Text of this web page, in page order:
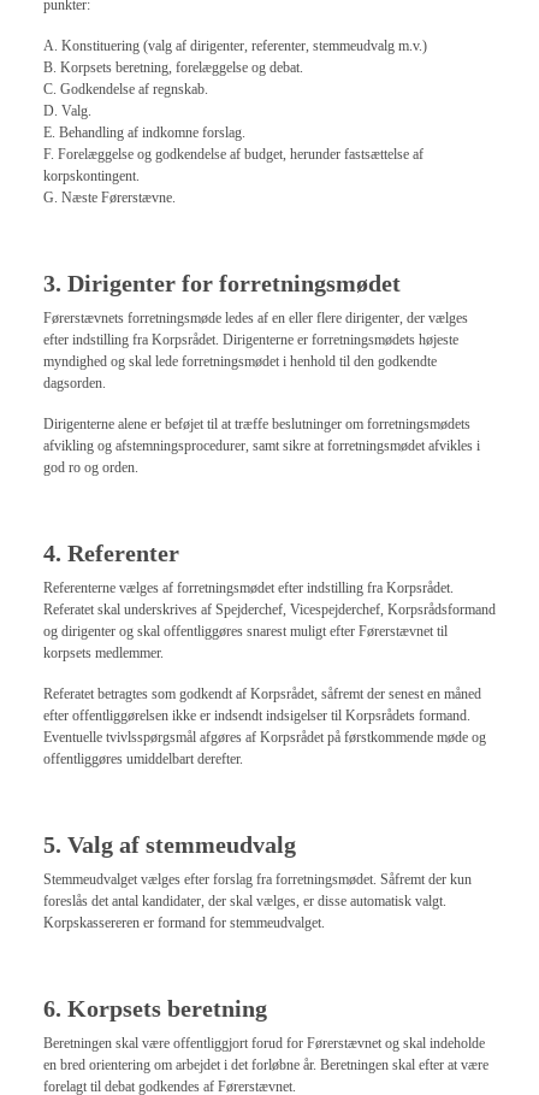
punkter:
A. Konstituering (valg af dirigenter, referenter, stemmeudvalg m.v.)
B. Korpsets beretning, forelæggelse og debat.
C. Godkendelse af regnskab.
D. Valg.
E. Behandling af indkomne forslag.
F. Forelæggelse og godkendelse af budget, herunder fastsættelse af
korpskontingent.
G. Næste Førerstævne.
3. Dirigenter for forretningsmødet
Førerstævnets forretningsmøde ledes af en eller flere dirigenter, der vælges
efter indstilling fra Korpsrådet. Dirigenterne er forretningsmødets højeste
myndighed og skal lede forretningsmødet i henhold til den godkendte
dagsorden.
Dirigenterne alene er beføjet til at træffe beslutninger om forretningsmødets
afvikling og afstemningsprocedurer, samt sikre at forretningsmødet afvikles i
god ro og orden.
4. Referenter
Referenterne vælges af forretningsmødet efter indstilling fra Korpsrådet.
Referatet skal underskrives af Spejderchef, Vicespejderchef, Korpsrådsformand
og dirigenter og skal offentliggøres snarest muligt efter Førerstævnet til
korpsets medlemmer.
Referatet betragtes som godkendt af Korpsrådet, såfremt der senest en måned
efter offentliggørelsen ikke er indsendt indsigelser til Korpsrådets formand.
Eventuelle tvivlsspørgsmål afgøres af Korpsrådet på førstkommende møde og
offentliggøres umiddelbart derefter.
5. Valg af stemmeudvalg
Stemmeudvalget vælges efter forslag fra forretningsmødet. Såfremt der kun
foreslås det antal kandidater, der skal vælges, er disse automatisk valgt.
Korpskassereren er formand for stemmeudvalget.
6. Korpsets beretning
Beretningen skal være offentliggjort forud for Førerstævnet og skal indeholde
en bred orientering om arbejdet i det forløbne år. Beretningen skal efter at være
forelagt til debat godkendes af Førerstævnet.